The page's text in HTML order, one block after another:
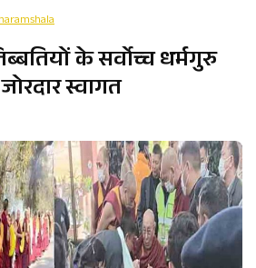
के सर्वोच्च धर्मगुरु
स्वागत